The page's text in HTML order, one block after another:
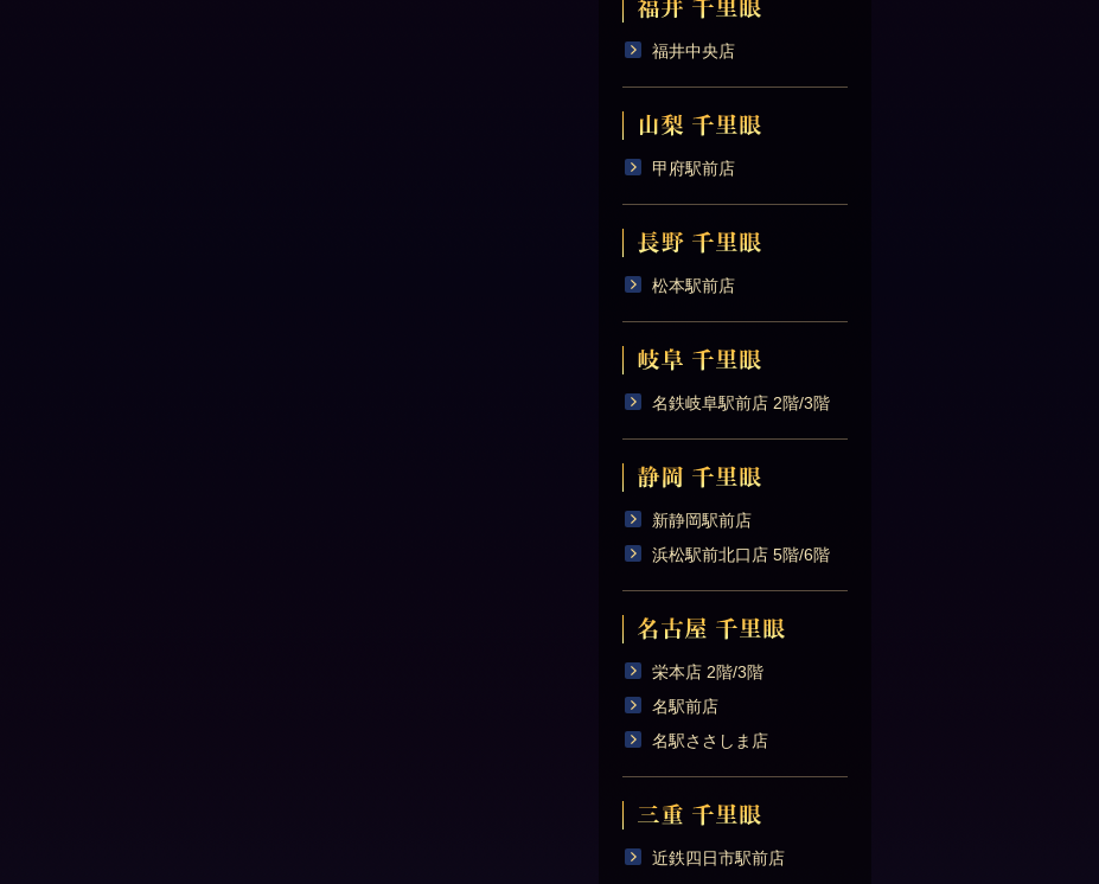
福井中央店
甲府駅前店
松本駅前店
名鉄岐阜駅前店 2階/3階
新静岡駅前店
浜松駅前北口店 5階/6階
栄本店 2階/3階
名駅前店
名駅ささしま店
近鉄四日市駅前店